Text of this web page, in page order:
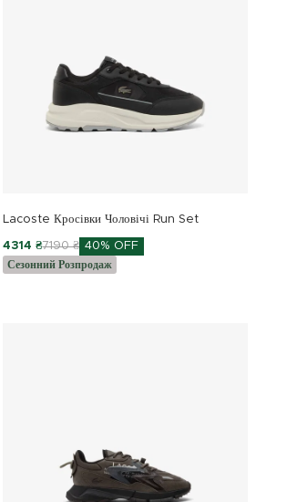
Lacoste Кросівки Чоловічі Run Set
4314 ₴7190 ₴ 40% OFF
Сезонний Розпродаж